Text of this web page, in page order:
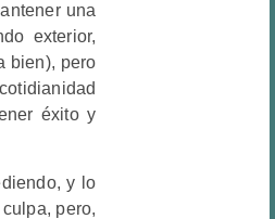
una
exterior,
bien), pero
éxito y
y lo
pero,